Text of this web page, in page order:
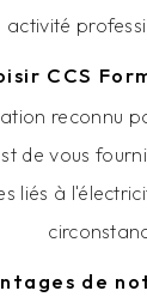
activité
CCS
reconnu
de vous
liés à
de